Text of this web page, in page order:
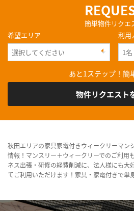
簡単物件リクエ
希望エリア
利用
あと1ステップ！簡
物件リクエスト
秋田エリアの家具家電付きウィークリーマン
情報！マンスリー＋ウィークリーでのご利用
ネス出張・研修の経費削減に、法人様にも大
てご利用いただけます！家具・家電付きで単